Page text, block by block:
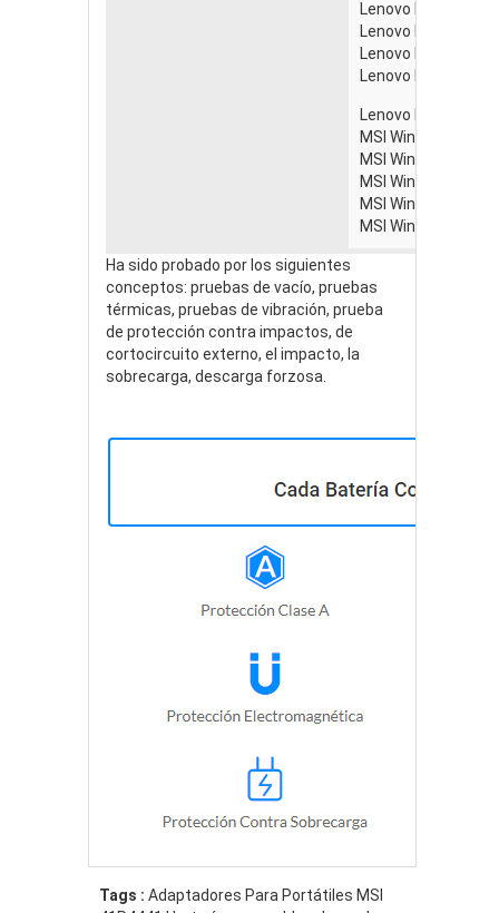
Lenovo IdeaPad
Lenovo IdeaPad
Lenovo IdeaPad
Lenovo IdeaPad
Lenovo IdeaPad
MSI Wind U115
MSI Wind U120H
MSI Wind U120
MSI Wind U90
MSI Wind U100
Ha sido probado por los siguientes
conceptos: pruebas de vacío, pruebas
térmicas, pruebas de vibración, prueba
de protección contra impactos, de
cortocircuito externo, el impacto, la
sobrecarga, descarga forzosa.
Tags : Adaptadores Para Portátiles MSI